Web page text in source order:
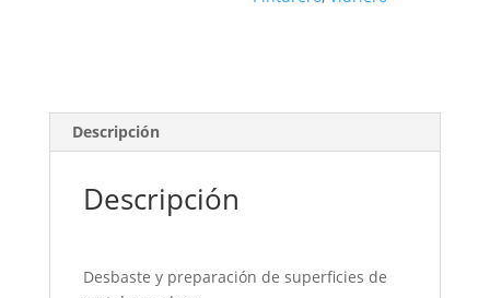
Descripción
Descripción
Desbaste y preparación de superficies de